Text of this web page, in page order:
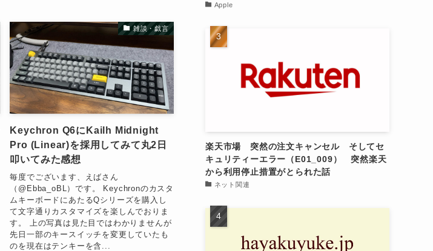
雑談・戯言
Keychron Q6にKailh Midnight
Pro (Linear)を採用してみて丸2日
叩いてみた感想
毎度でございます、えばさん
（@Ebba_oBL）です。 Keychronのカスタ
ムキーボードにあたるQシリーズを購入し
て文字通りカスタマイズを楽しんでおりま
す。 上の写真は見た目ではわかりませんが
先日一部のキースイッチを変更していたも
のを現在はテンキーを含...
Apple
楽天市場 突然の注文キャンセル そしてセ
キュリティーエラー（E01_009） 突然楽天
から利用停止措置がとられた話
ネット関連